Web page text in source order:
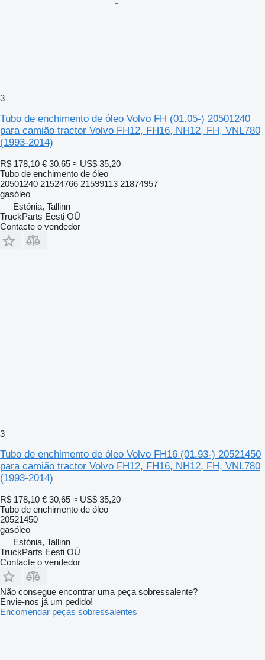
3
Tubo de enchimento de óleo Volvo FH (01.05-) 20501240
para camião tractor Volvo FH12, FH16, NH12, FH, VNL780
(1993-2014)
R$ 178,10 € 30,65 ≈ US$ 35,20
Tubo de enchimento de óleo
20501240 21524766 21599113 21874957
gasóleo
Estónia, Tallinn
TruckParts Eesti OÜ
Contacte o vendedor
3
Tubo de enchimento de óleo Volvo FH16 (01.93-) 20521450
para camião tractor Volvo FH12, FH16, NH12, FH, VNL780
(1993-2014)
R$ 178,10 € 30,65 ≈ US$ 35,20
Tubo de enchimento de óleo
20521450
gasóleo
Estónia, Tallinn
TruckParts Eesti OÜ
Contacte o vendedor
Não consegue encontrar uma peça sobressalente?
Envie-nos já um pedido!
Encomendar peças sobressalentes